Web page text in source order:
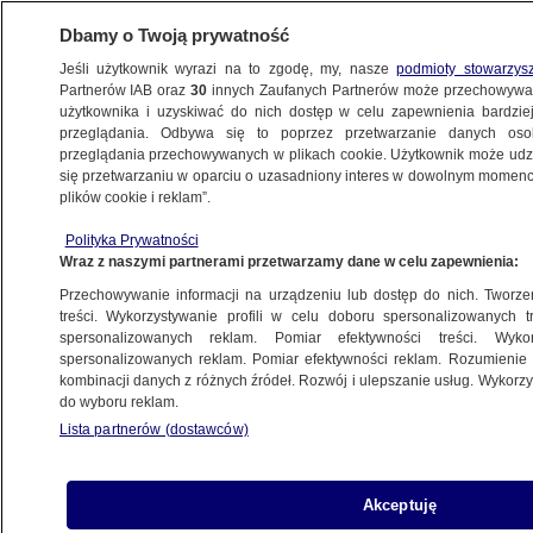
POLSKA
powierzyć misję sformowania rządu
Mateuszowi Morawieckiemu"
6.11.2023, 20:05
Udostępnij
Dbamy o Twoją prywatność
Jeśli użytkownik wyrazi na to zgodę, my, naszepodmioty
Partnerów IAB oraz30 innych Zaufanych Partnerów może
użytkownika i uzyskiwać do nich dostęp w celu zapewnienia
przeglądania. Odbywa się to poprzez przetwarzanie danych
przeglądania przechowywanych w plikach cookie. Użytkownik może
się przetwarzaniu w oparciu o uzasadniony interes w dowolnym
plików cookie i reklam”.
Polityka Prywatności
Wraz z naszymi partnerami przetwarzamy dane w celu zapewnienia:
Przechowywanie informacji na urządzeniu lub dostęp do nich.
treści. Wykorzystywanie profili w celu doboru spersonalizowanych
spersonalizowanych reklam. Pomiar efektywności treści.
spersonalizowanych reklam. Pomiar efektywności reklam.
kombinacji danych z różnych źródeł. Rozwój i ulepszanie usług.
do wyboru reklam.
Lista partnerów (dostawców)
Akceptuję